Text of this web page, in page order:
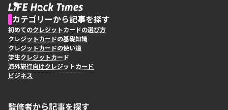
カテゴリーから記事を探す
初めてのクレジットカードの選び方
クレジットカードの基礎知識
クレジットカードの使い道
学生クレジットカード
海外旅行向けクレジットカード
ビジネス
監修者から記事を探す